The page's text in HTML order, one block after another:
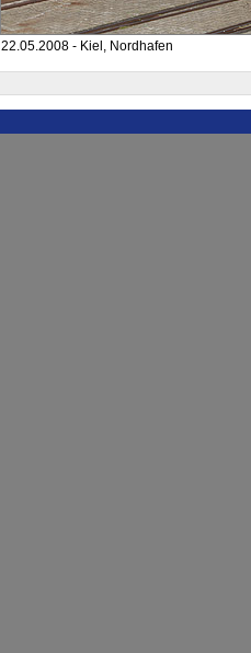
22.05.2008 - Kiel, Nordhafen